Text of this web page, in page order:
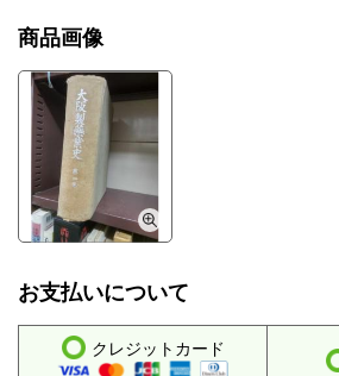
商品画像
お支払いについて
クレジットカード